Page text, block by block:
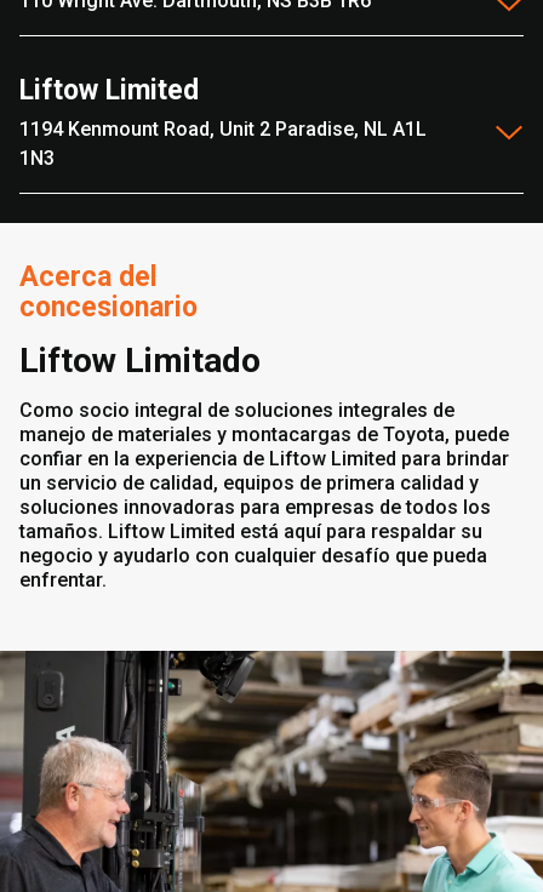
Liftow Limited
1194 Kenmount Road, Unit 2 Paradise, NL A1L
1N3
Acerca del
concesionario
Liftow Limitado
Como socio integral de soluciones integrales de
manejo de materiales y montacargas de Toyota, puede
confiar en la experiencia de Liftow Limited para brindar
un servicio de calidad, equipos de primera calidad y
soluciones innovadoras para empresas de todos los
tamaños. Liftow Limited está aquí para respaldar su
negocio y ayudarlo con cualquier desafío que pueda
enfrentar.